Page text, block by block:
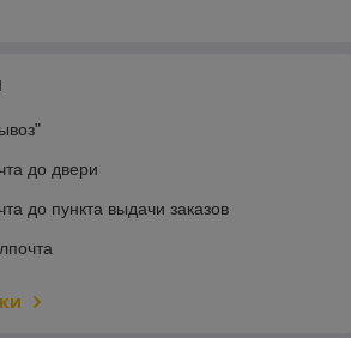
до двери
до пункта выдачи заказов